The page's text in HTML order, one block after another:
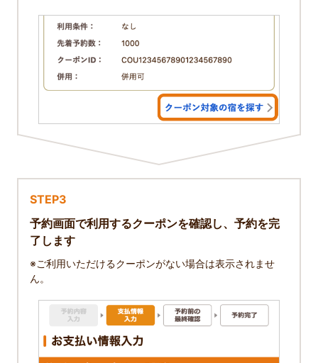
STEP3
予約画面で利用するクーポンを確認し、予約を完
了します
※ご利用いただけるクーポンがない場合は表示されませ
ん。